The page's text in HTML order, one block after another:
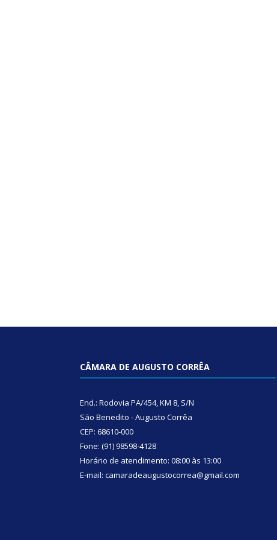
CÂMARA DE AUGUSTO CORRÊA
End.: Rodovia PA/454, KM 8, S/N
São Benedito - Augusto Corrêa
CEP: 68610-000
Fone: (91) 98598-4128
Horário de atendimento: 08:00 às 13:00
E-mail: camaradeaugustocorrea@gmail.com